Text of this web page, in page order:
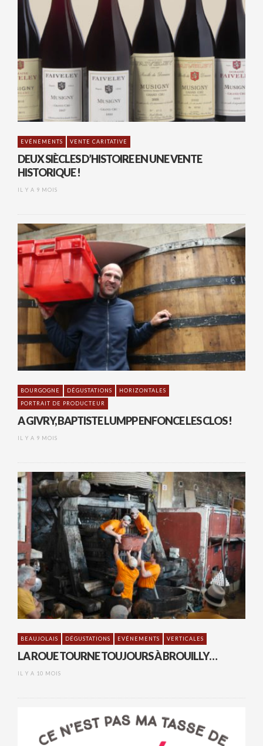
EVÉNEMENTS VENTE CARITATIVE
DEUX SIÈCLES D’HISTOIRE EN UNE VENTE
HISTORIQUE !
IL Y A 9 MOIS
BOURGOGNE DÉGUSTATIONS
HORIZONTALES
PORTRAIT DE PRODUCTEUR
A GIVRY, BAPTISTE LUMPP ENFONCE LES CLOS !
IL Y A 9 MOIS
BEAUJOLAIS DÉGUSTATIONS EVÉNEMENTS VERTICALES
LA ROUE TOURNE TOUJOURS À BROUILLY…
IL Y A 10 MOIS